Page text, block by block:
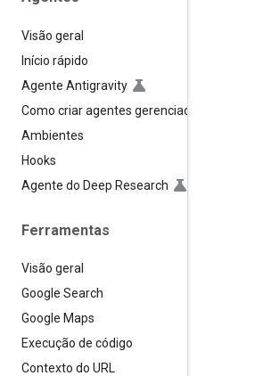
Visão geral
Início rápido
Agente Antigravity
Como criar agentes gerenciados
Ambientes
Hooks
Agente do Deep Research
Ferramentas
Visão geral
Google Search
Google Maps
Execução de código
Contexto do URL